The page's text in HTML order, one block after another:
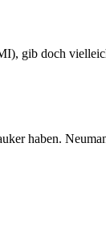
gib doch
haben.